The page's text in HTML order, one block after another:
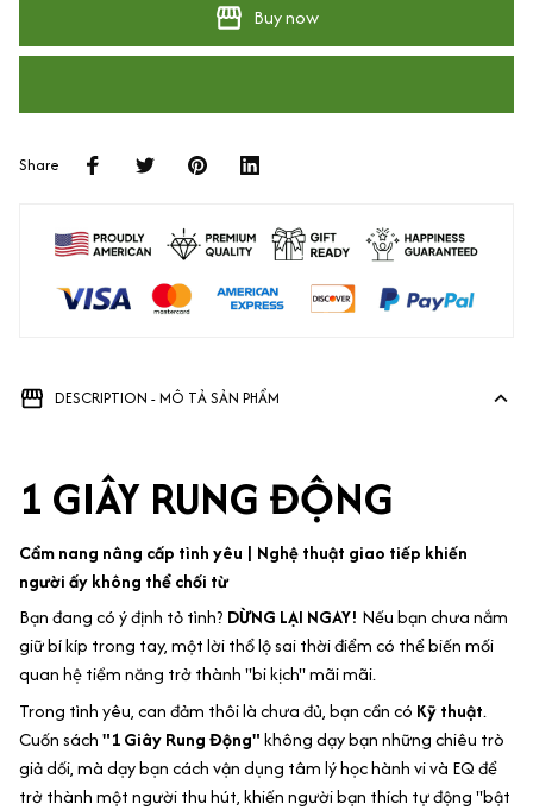
Buy now
Share
DESCRIPTION - MÔ TẢ SẢN PHẨM
1 GIÂY RUNG ĐỘNG
Cẩm nang nâng cấp tình yêu | Nghệ thuật giao tiếp khiến
người ấy không thể chối từ
Bạn đang có ý định tỏ tình? DỪNG LẠI NGAY! Nếu bạn chưa nắm
giữ bí kíp trong tay, một lời thổ lộ sai thời điểm có thể biến mối
quan hệ tiềm năng trở thành "bi kịch" mãi mãi.
Trong tình yêu, can đảm thôi là chưa đủ, bạn cần có Kỹ thuật.
Cuốn sách"1 Giây Rung Động"không dạy bạn những chiêu trò
giả dối, mà dạy bạn cách vận dụng tâm lý học hành vi và EQ để
trở thành một người thu hút, khiến người bạn thích tự động "bật